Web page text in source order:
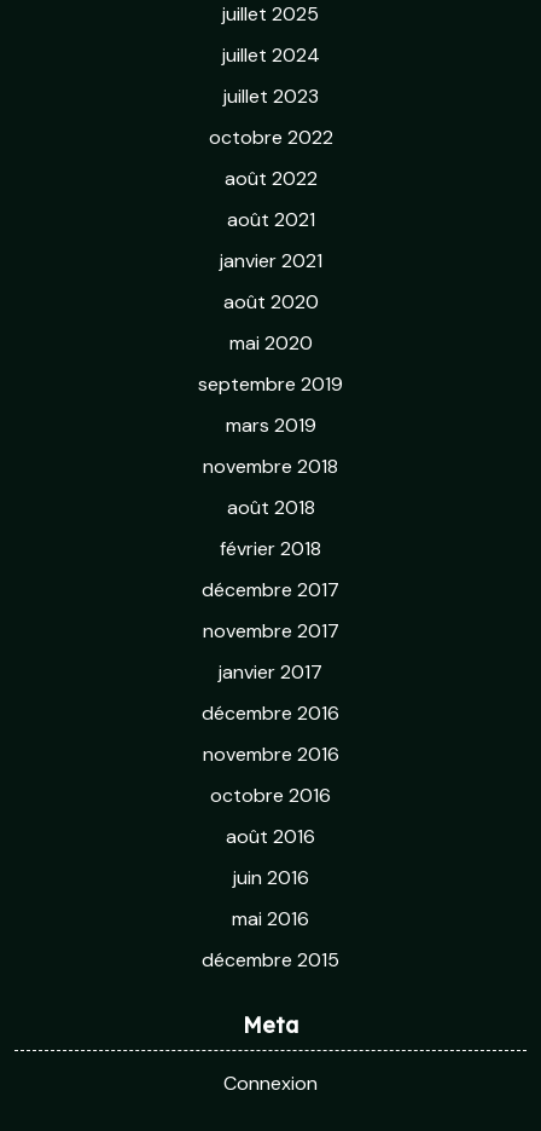
juillet 2025
juillet 2024
juillet 2023
octobre 2022
août 2022
août 2021
janvier 2021
août 2020
mai 2020
septembre 2019
mars 2019
novembre 2018
août 2018
février 2018
décembre 2017
novembre 2017
janvier 2017
décembre 2016
novembre 2016
octobre 2016
août 2016
juin 2016
mai 2016
décembre 2015
Meta
Connexion